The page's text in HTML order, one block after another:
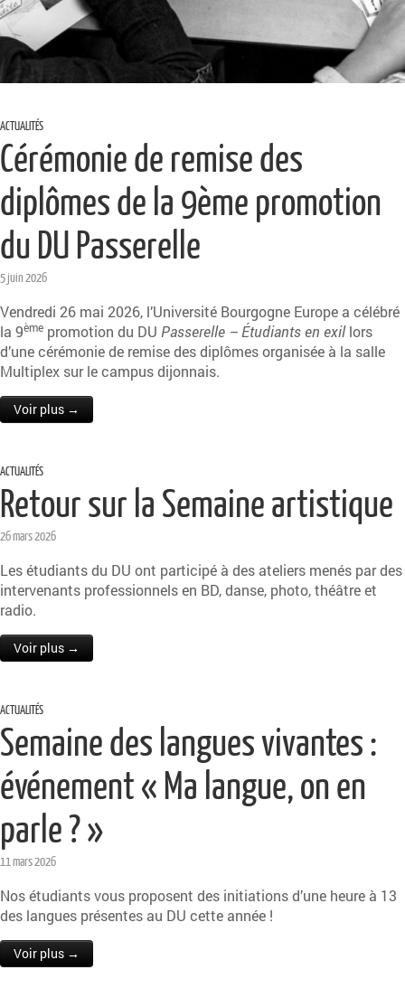
ACTUALITÉS
Cérémonie de remise des
diplômes de la 9ème promotion
du DU Passerelle
5 juin 2026
Vendredi 26 mai 2026, l’Université Bourgogne Europe a célébré
la 9ème promotion du DU Passerelle – Étudiants en exillors
d’une cérémonie de remise des diplômes organisée à la salle
Multiplex sur le campus dijonnais.
Voir plus →
ACTUALITÉS
Retour sur la Semaine artistique
26 mars 2026
Les étudiants du DU ont participé à des ateliers menés par des
intervenants professionnels en BD, danse, photo, théâtre et
radio.
Voir plus →
ACTUALITÉS
Semaine des langues vivantes :
événement « Ma langue, on en
parle ? »
11 mars 2026
Nos étudiants vous proposent des initiations d’une heure à 13
des langues présentes au DU cette année !
Voir plus →